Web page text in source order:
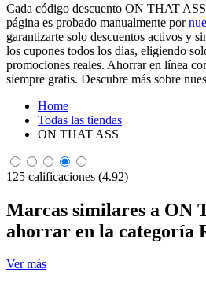
Cada código descuento ON THAT ASS
página es probado manualmente por
garantizarte solo descuentos activos y
los cupones todos los días, eligiendo
promociones reales. Ahorrar en línea
siempre gratis. Descubre más sobre
Home
Todas las tiendas
ON THAT ASS
125 calificaciones (4.92)
Marcas similares a ON
ahorrar en la categoría
Ver más